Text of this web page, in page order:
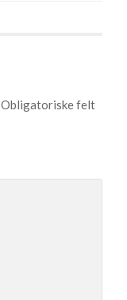
Obligatoriske felt